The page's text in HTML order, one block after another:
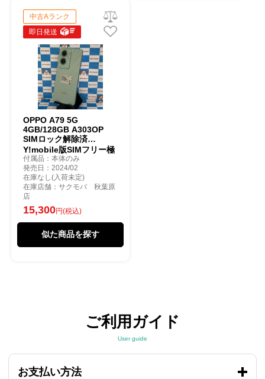
中古Aランク
即日発送
OPPO A79 5G
4GB/128GB A303OP
SIMロック解除済
Y!mobile版SIMフリー極
美品 グローグリーン
付属品：本体のみ
発売日：2024/02
在庫なし(入荷未定)
在庫店舗：サクモバ 秋葉原
店
15,300円(税込)
似た商品を探す
ご利用ガイド
User guide
お支払い方法